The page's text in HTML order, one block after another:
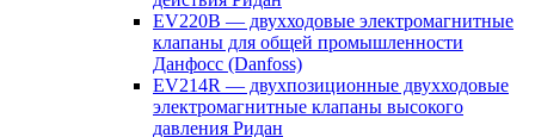
EV220B — двухходовые электромагнитные
клапаны для общей промышленности
Данфосс (Danfoss)
EV214R — двухпозиционные двухходовые
электромагнитные клапаны высокого
давления Ридан